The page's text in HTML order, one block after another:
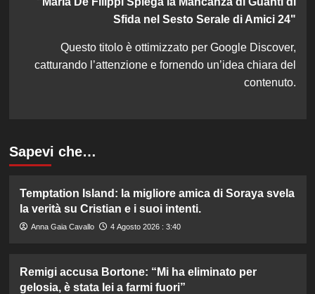
Sfida nel Sesto Serale di Amici 24"
Questo titolo è ottimizzato per Google Discover,
catturando l’attenzione e fornendo un’idea chiara del
contenuto.
Sapevi che…
Temptation Island: la migliore amica di Soraya svela
la verità su Cristian e i suoi intenti.
Anna Gaia Cavallo 4 Agosto 2026 : 3:40
Remigi accusa Bortone: “Mi ha eliminato per
gelosia, è stata lei a farmi fuori”